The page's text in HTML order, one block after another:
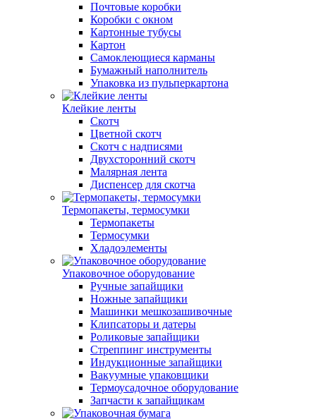
Почтовые коробки
Коробки с окном
Картонные тубусы
Картон
Самоклеющиеся карманы
Бумажный наполнитель
Упаковка из пульперкартона
Клейкие ленты
Скотч
Цветной скотч
Скотч с надписями
Двухсторонний скотч
Малярная лента
Диспенсер для скотча
Термопакеты, термосумки
Термопакеты
Термосумки
Хладоэлементы
Упаковочное оборудование
Ручные запайщики
Ножные запайщики
Машинки мешкозашивочные
Клипсаторы и датеры
Роликовые запайщики
Стреппинг инструменты
Индукционные запайщики
Вакуумные упаковщики
Термоусадочное оборудование
Запчасти к запайщикам